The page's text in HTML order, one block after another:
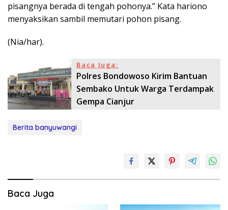
pisangnya berada di tengah pohonya.” Kata hariono
menyaksikan sambil memutari pohon pisang.
(Nia/har).
Baca Juga:
Polres Bondowoso Kirim Bantuan
Sembako Untuk Warga Terdampak
Gempa Cianjur
Berita banyuwangi
Baca Juga